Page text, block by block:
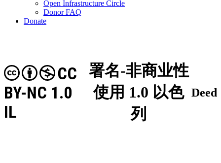
Open Infrastructure Circle
Donor FAQ
Donate
署名-非商业性
使用 1.0 以色
列
CC
BY-NC 1.0
IL
Deed